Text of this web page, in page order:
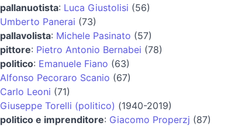
pallanuotista: Luca Giustolisi (56)
Umberto Panerai (73)
pallavolista: Michele Pasinato (57)
pittore: Pietro Antonio Bernabei (78)
politico: Emanuele Fiano (63)
Alfonso Pecoraro Scanio (67)
Carlo Leoni (71)
Giuseppe Torelli (politico) (1940-2019)
politico e imprenditore: Giacomo Properzj (87)